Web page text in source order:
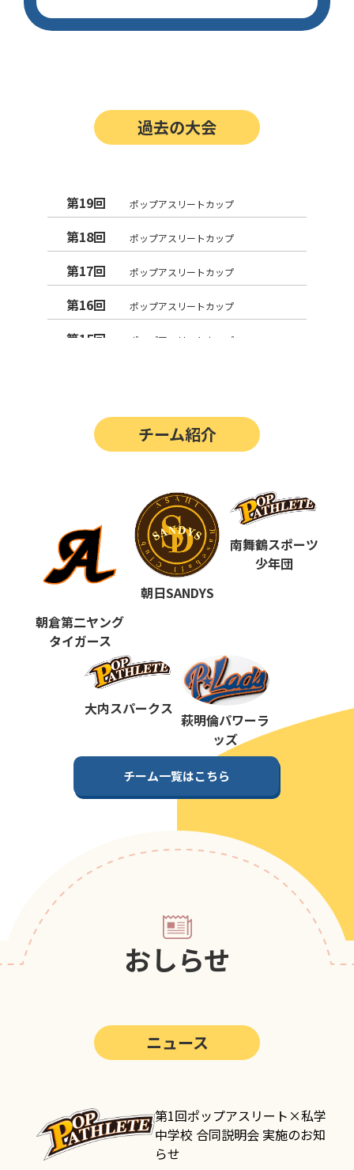
過去の大会
第19回 ポップアスリートカップ
第18回 ポップアスリートカップ
第17回 ポップアスリートカップ
第16回 ポップアスリートカップ
第15回 ポップアスリートカップ
第12回 決勝戦の動画はこちらから
ポップアスリートカップ
第10回 ポップアスリートカップ
第9回 ポップアスリートカップ
第7回
第6回 ポップアスリートカップ
第5回 ポップアスリートカップ
ポップアスリートカップ
ポップアスリートカップ
ポップアスリートカップ
チーム紹介
朝倉第二ヤング
タイガース
朝日SANDYS
南舞鶴スポーツ
少年団
大内スパークス
萩明倫パワーラ
ッズ
チーム一覧はこちら
おしらせ
ニュース
第1回ポップアスリート×私学
中学校 合同説明会 実施のお知
らせ